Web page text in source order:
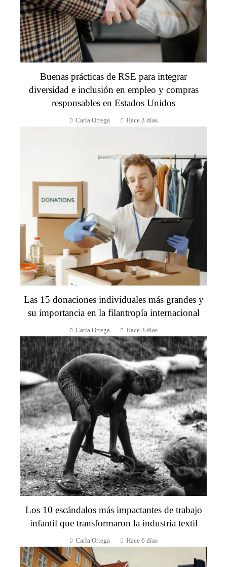
Buenas prácticas de RSE para integrar
diversidad e inclusión en empleo y compras
responsables en Estados Unidos
Carla Ortega Hace 3 días
Las 15 donaciones individuales más grandes y
su importancia en la filantropía internacional
Carla Ortega Hace 3 días
Los 10 escándalos más impactantes de trabajo
infantil que transformaron la industria textil
Carla Ortega Hace 6 días